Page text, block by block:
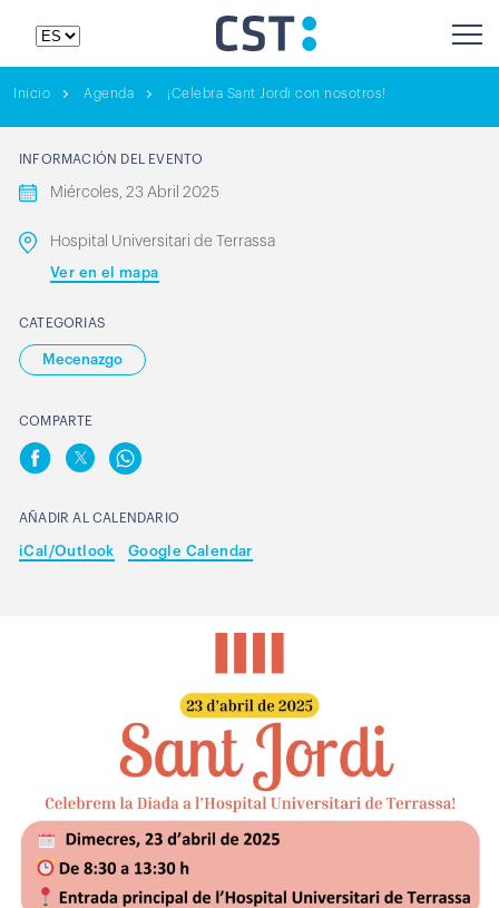
Inicio Agenda ¡Celebra Sant Jordi con nosotros!
INFORMACIÓN DEL EVENTO
Miércoles, 23 Abril 2025
Hospital Universitari de Terrassa
Ver en el mapa
CATEGORIAS
Mecenazgo
COMPARTE
AÑADIR AL CALENDARIO
iCal/Outlook Google Calendar